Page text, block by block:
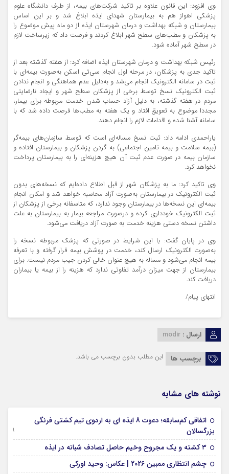
وی افزود: این قانون علاوه بر تاکید شرکت‌های بیمه، از طرف دانشگاه علوم
پزشکی اهواز هم به بیمارستان شهدای ایذه ابلاغ شد و بر این اساس
بیمارستان و شبکه بهداشت و درمان شهرستان ایذه از دو ماه پیش موضوع را
به پزشکان و مطب‌های سطح شهر ابلاغ کردند و فرصت داد که زیرساخت لازم
در سطح شهر آماده شود.
رئیس شبکه بهداشت و درمان شهرستان ایذه اضافه کرد: از هفته گذشته بعد از
تاکید جدی به پزشکان، در مرحله اول انجام سی‌تی اسکن به‌صورت بیمه‌ای با
ثبت در سامانه الکترونیک انجام می‌شد و به‌دلیل عدم هماهنگی و انجام ندادن
ثبت الکترونیک نسخ توسط برخی از پزشکان سطح شهر و ایجاد نارضایتی
مردم در هفته گذشته، به دلیل آزاد حساب شدن خدمت مربوطه برای بیمار،
مجددا موضوع به تعویق افتاد و یک هفته به مطب‌ها فرصت داده شد که با
سامانه آشنا شده و اقدامات لازم‌ را انجام دهند.
یاراحمدی ادامه داد: ثبت نسخ مساله‌ای است که توسط سازمان‌های بیمه‌گر
(بیمه سلامت و بیمه تامین اجتماعی) به گردن پزشکان و بیمارستان افتاده و
سازمان بیمه در صورت عدم ثبت آن هیچ هزینه‌ای را به بیمارستان پرداخت
نخواهد کرد.
وی تاکید کرد: ما به پزشکان شهر از قبل اطلاع داده‌ایم که نسخه‌های بدون
ثبت الکترونیک در بیمارستان به‌صورت آزاد محاسبه خواهد شد و امکان انجام
بیمه‌ای این نسخه‌ها در بیمارستان وجود ندارد، که متاسفانه برخی از پزشکان از
ثبت الکترونیک خودداری کرده و درصورت مراجعه بیمار به بیمارستان به علت
داشتن نسخه دستی هزینه خدمت به صورت آزاد دریافت می‌شود.
وی در پایان گفت: با این شرایط در صورتی‌ که پزشک مربوطه نسخه را
به‌صورت الکترونیک ارسال کند، خدمت در پوشش بیمه قرار گرفته و با تعرفه
بیمه انجام می‌شود و مساله به هیچ عنوان خالی کردن جیب مردم نیست. برای
بیمارستان از جهت میزان درآمد تفاوتی ندارد که هزینه را از بیمه یا بیماران
دریافت کند.
انتهای پیام/
ارسال : modir
برچسب ها این مطلب بدون برچسب می باشد.
نوشته های مشابه
اتفاقی کم‌سابقه؛ دعوت 8 ایذه ای به اردوی تیم کشتی فرنگی
بزرگسالان
09 جولای 2026
۳ کشته و یک مجروح وخیم حاصل تصادف شبانه در ایذه
چشم انتظاری ممبین 2026 | عکاس: وحید اورکی